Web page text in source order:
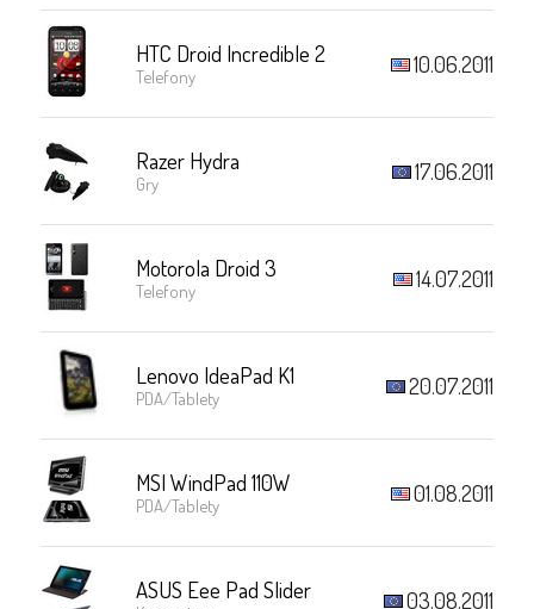
HTC Droid Incredible 2
Telefony 10.06.2011
Razer Hydra
Gry 17.06.2011
Motorola Droid 3
Telefony 14.07.2011
Lenovo IdeaPad K1
PDA/Tablety 20.07.2011
MSI WindPad 110W
PDA/Tablety 01.08.2011
ASUS Eee Pad Slider 03.08.2011